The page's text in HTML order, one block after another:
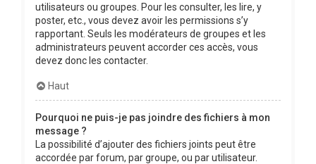
utilisateurs ou groupes. Pour les consulter, les lire, y
poster, etc., vous devez avoir les permissions s’y
rapportant. Seuls les modérateurs de groupes et les
administrateurs peuvent accorder ces accès, vous
devez donc les contacter.
Haut
Pourquoi ne puis-je pas joindre des fichiers à mon
message ?
La possibilité d’ajouter des fichiers joints peut être
accordée par forum, par groupe, ou par utilisateur.